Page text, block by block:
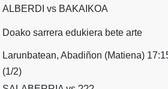
ALBERDI vs BAKAIKOA
Doako sarrera edukiera bete arte
Larunbatean, Abadiñon (Matiena)
(1/2)